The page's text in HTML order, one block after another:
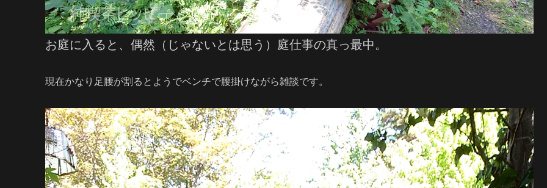
お庭に入ると、偶然（じゃないとは思う）庭仕事の真っ最中。
現在かなり足腰が割るとようでベンチで腰掛けながら雑談です。